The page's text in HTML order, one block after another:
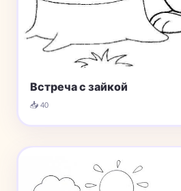
Встреча с зайкой
📥 40